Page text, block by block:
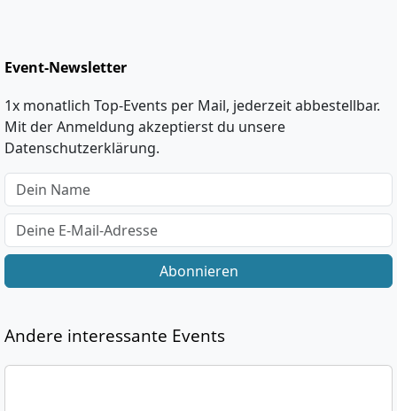
Event-Newsletter
1x monatlich Top-Events per Mail, jederzeit abbestellbar.
Mit der Anmeldung akzeptierst du unsere
Datenschutzerklärung.
Abonnieren
Andere interessante Events